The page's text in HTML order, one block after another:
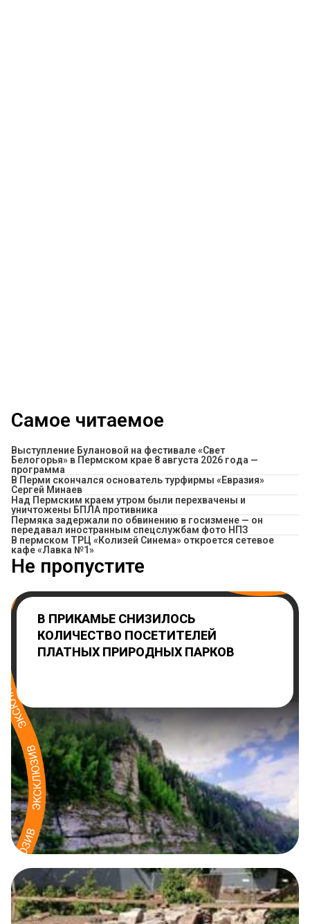
Самое читаемое
Выступление Булановой на фестивале «Свет
Белогорья» в Пермском крае 8 августа 2026 года —
программа
В Перми скончался основатель турфирмы «Евразия»
Сергей Минаев
Над Пермским краем утром были перехвачены и
уничтожены БПЛА противника
Пермяка задержали по обвинению в госизмене — он
передавал иностранным спецслужбам фото НПЗ
​В пермском ТРЦ «Колизей Синема» откроется сетевое
кафе «Лавка №1»
Не пропустите
В ПРИКАМЬЕ СНИЗИЛОСЬ
КОЛИЧЕСТВО ПОСЕТИТЕЛЕЙ
ПЛАТНЫХ ПРИРОДНЫХ ПАРКОВ